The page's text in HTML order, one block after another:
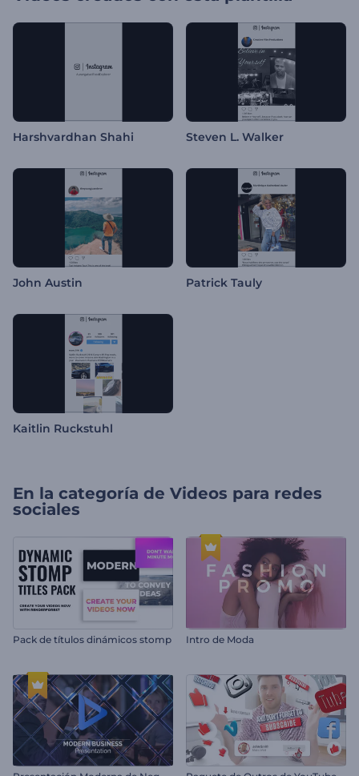
Harshvardhan Shahi Steven L. Walker
John Austin Patrick Tauly
Kaitlin Ruckstuhl
En la categoría de Videos para redes
sociales
Pack de títulos dinámicos stomp Intro de Moda